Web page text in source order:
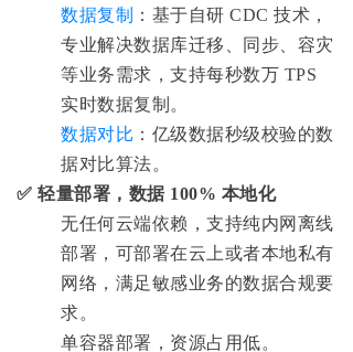
数据复制
：基于自研 CDC 技术，
专业解决数据库迁移、同步、容灾
等业务需求，支持每秒数万 TPS
实时数据复制。
数据对比 ：亿级数据秒级校验的数
据对比算法。
✅ 轻量部署，数据 100% 本地化
无任何云端依赖，支持纯内网离线
部署，可部署在云上或者本地私有
网络，满足敏感业务的数据合规要
求。
单容器部署，资源占用低。